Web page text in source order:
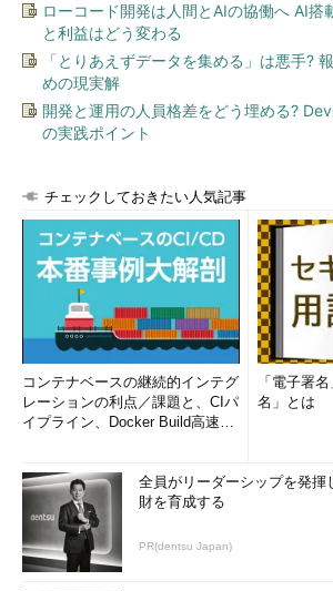
ローコード開発は人間とAIの協働へ AI搭
と利益はどう変わる
「とりあえずデータを集める」は悪手?
めの現実解
開発と運用の人員格差をどう埋める?
の実践ポイント
チェックしておきたい人気記事
コンテナベースの継続的インテグ
レーションの利点／課題と、CIパ
イプライン、Docker Build高速化
「電子署
名」とは
全員がリーダーシップを発揮
財を育成する
PR(dentsu Japan)